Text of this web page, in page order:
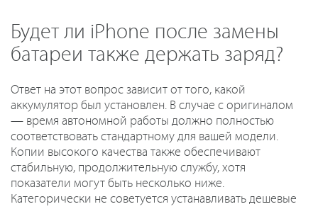
Будет ли iPhone после замены
батареи также держать заряд?
Ответ на этот вопрос зависит от того, какой
аккумулятор был установлен. В случае с оригиналом
— время автономной работы должно полностью
соответствовать стандартному для вашей модели.
Копии высокого качества также обеспечивают
стабильную, продолжительную службу, хотя
показатели могут быть несколько ниже.
Категорически не советуется устанавливать дешевые